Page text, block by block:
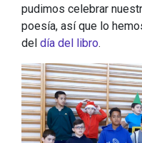
pudimos celebrar
poesía, así que lo
del día del libro.